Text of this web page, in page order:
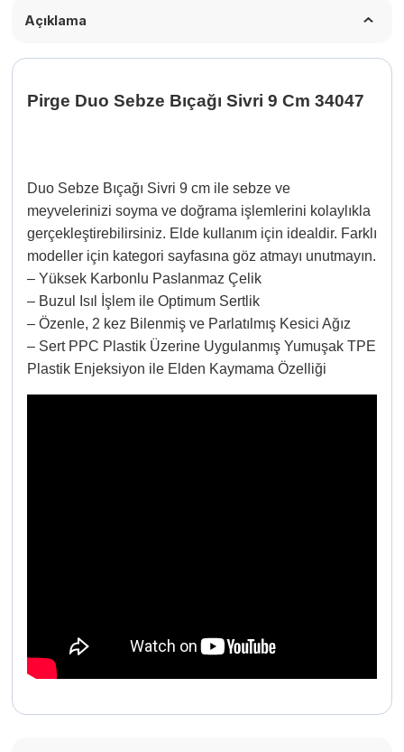
Açıklama
Pirge Duo Sebze Bıçağı Sivri 9 Cm 34047
Duo Sebze Bıçağı Sivri 9 cm ile sebze ve
meyvelerinizi soyma ve doğrama işlemlerini kolaylıkla
gerçekleştirebilirsiniz. Elde kullanım için idealdir. Farklı
modeller için kategori sayfasına göz atmayı unutmayın.
– Yüksek Karbonlu Paslanmaz Çelik
– Buzul Isıl İşlem ile Optimum Sertlik
– Özenle, 2 kez Bilenmiş ve Parlatılmış Kesici Ağız
– Sert PPC Plastik Üzerine Uygulanmış Yumuşak TPE
Plastik Enjeksiyon ile Elden Kaymama Özelliği